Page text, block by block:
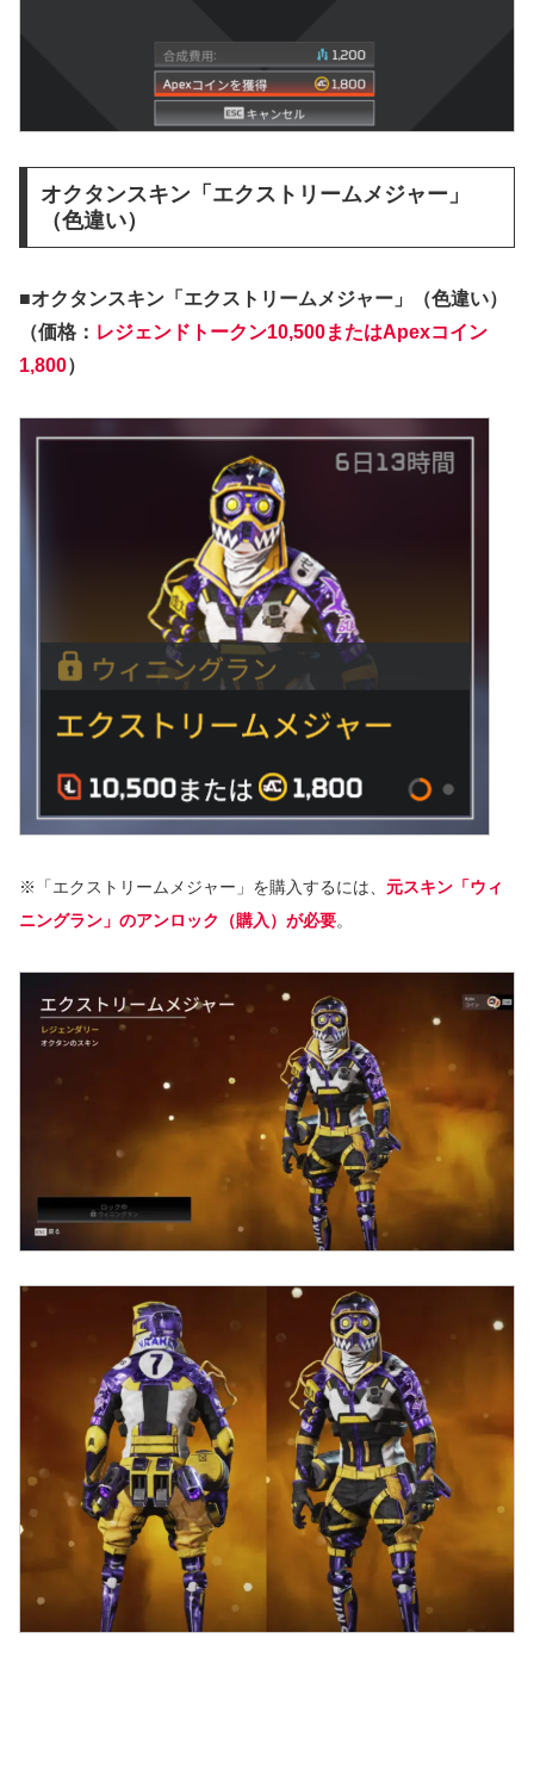
オクタンスキン「エクストリームメジャー」
（色違い）
■オクタンスキン「エクストリームメジャー」（色違い）
（価格： レジェンドトークン10,500またはApexコイン
1,800）
※「エクストリームメジャー」を購入するには、 元スキン「ウィ
ニングラン」のアンロック（購入）が必要。